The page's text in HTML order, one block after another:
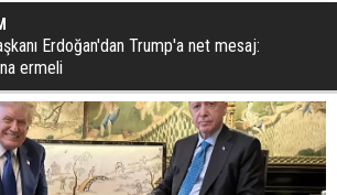
Erdoğan'dan Trump'a net mesaj:
ermeli